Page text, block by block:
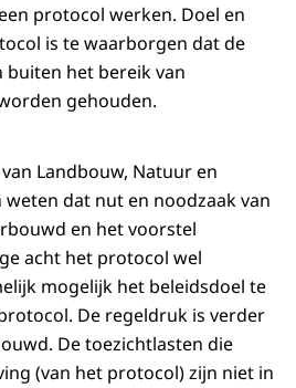
protocol werken. Doel en
is te waarborgen dat de
het bereik van
gehouden.
Landbouw, Natuur en
dat nut en noodzaak van
en het voorstel
acht het protocol wel
mogelijk het beleidsdoel te
De regeldruk is verder
De toezichtlasten die
(van het protocol) zijn niet in